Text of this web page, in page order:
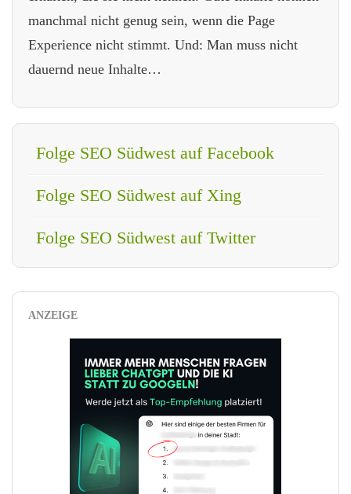
manchmal nicht genug sein, wenn die Page
Experience nicht stimmt. Und: Man muss nicht
dauernd neue Inhalte…
Folge SEO Südwest auf Facebook
Folge SEO Südwest auf Xing
Folge SEO Südwest auf Twitter
ANZEIGE